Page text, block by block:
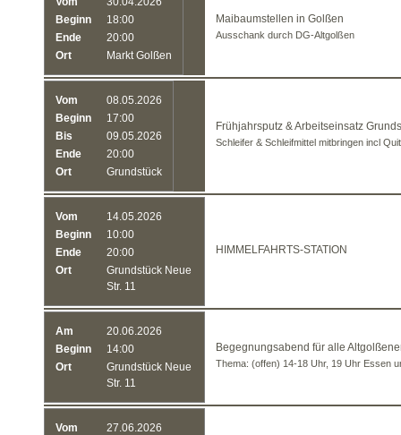
Beginn
18:00
Ende
20:00
Ort
Markt Golßen
Maibaumstellen in Golßen
Ausschank durch DG-Altgolßen
Vom
08.05.2026
Beginn
17:00
Bis
09.05.2026
Ende
20:00
Ort
Grundstück
Frühjahrsputz & Arbeitseinsatz
Schleifer & Schleifmittel mitbringen incl
Vom
14.05.2026
Beginn
10:00
Ende
20:00
Ort
Grundstück Neue
Str. 11
HIMMELFAHRTS-STATION
Am
20.06.2026
Beginn
14:00
Ort
Grundstück Neue
Str. 11
Begegnungsabend für alle
Thema: (offen) 14-18 Uhr, 19 Uhr Essen
Vom
27.06.2026